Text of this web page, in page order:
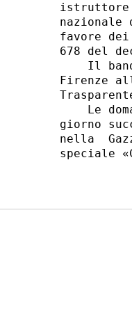
istruttore
favore
678 del
Il
Firenze
Le
giorno
nella
speciale